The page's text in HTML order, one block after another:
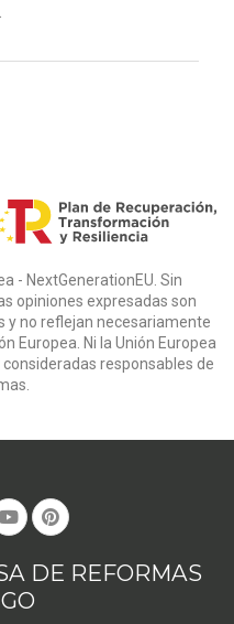
- NextGenerationEU. Sin
opiniones expresadas son
y no reflejan necesariamente
Europea. Ni la Unión Europea
responsables de
DE REFORMAS